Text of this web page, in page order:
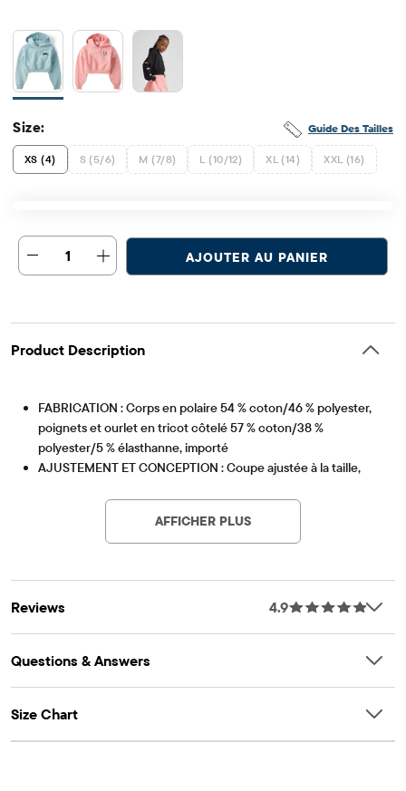
Guide Des Tailles
Size:
XS (4) S (5/6) M (7/8) L (10/12) XL (14) XXL (16)
1 AJOUTER AU PANIER
Product Description
FABRICATION : Corps en polaire 54 % coton/46 % polyester,
poignets et ourlet en tricot côtelé 57 % coton/38 %
polyester/5 % élasthanne, importé
AJUSTEMENT ET CONCEPTION : Coupe ajustée à la taille,
et trou pour le pouce, poignets et ourlet à bandes
CARACTÉRISTIQUES : Polaire plus lourde avec intérieur
brossé pour plus de chaleur, tissu fini pour plus de douceur et
AFFICHER PLUS
Reviews 4.9
Questions & Answers
Size Chart